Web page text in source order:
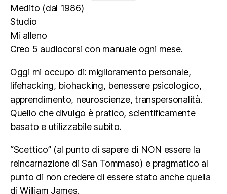
Medito (dal 1986)
Studio
Mi alleno
Creo 5 audiocorsi con manuale ogni mese.
Oggi mi occupo di: miglioramento personale,
lifehacking, biohacking, benessere psicologico,
apprendimento, neuroscienze, transpersonalità.
Quello che divulgo è pratico, scientificamente
basato e utilizzabile subito.
“Scettico” (al punto di sapere di NON essere la
reincarnazione di San Tommaso) e pragmatico al
punto di non credere di essere stato anche quella
di William James.